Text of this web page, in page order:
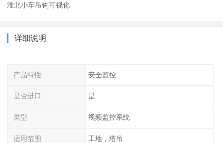
淮北小车吊钩可视化
详细说明
产品特性 安全监控
是否进口 是
类型 视频监控系统
适用范围 工地，塔吊